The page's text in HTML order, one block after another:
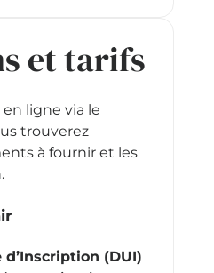
et tarifs
ligne via le
trouverez
à fournir et les
(DUI)